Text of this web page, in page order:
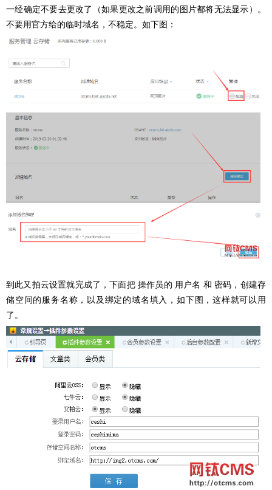
一经确定不要去更改了（如果更改之前调用的图片都将无法显示）。
不要用官方给的临时域名，不稳定。 如下图：
到此又拍云设置就完成了，下面把 操作员的 用户名 和 密码，创建存
储空间的服务名称，以及绑定的域名填入，如下图，这样就可以用
了。